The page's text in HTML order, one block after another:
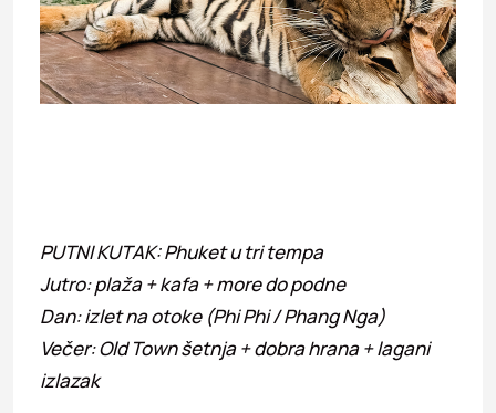
PUTNI KUTAK: Phuket u tri tempa
Jutro: plaža + kafa + more do podne
Dan: izlet na otoke (Phi Phi / Phang Nga)
Večer: Old Town šetnja + dobra hrana + lagani
izlazak